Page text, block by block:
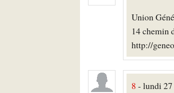
Union
14 chemin
http://
8 - lundi